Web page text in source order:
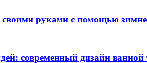
руками с помощью
современный дизайн ванной